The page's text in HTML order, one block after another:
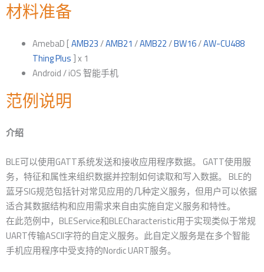
材料准备
AmebaD [AMB23/AMB21 /AMB22/BW16/AW-CU488
Thing Plus ] x 1
Android / iOS 智能手机
范例说明
介绍
BLE可以使用GATT系统发送和接收应用程序数据。 GATT使用服
务，特征和属性来组织数据并控制如何读取和写入数据。 BLE的
蓝牙SIG规范包括针对常见应用的几种定义服务，但用户可以依据
适合其数据结构和应用需求来自由实施自定义服务和特性。
在此范例中，BLEService和BLECharacteristic用于实现类似于常规
UART传输ASCII字符的自定义服务。此自定义服务是在多个智能
手机应用程序中受支持的Nordic UART服务。